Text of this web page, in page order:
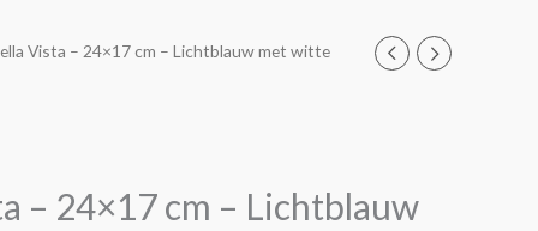
Vista – 24×17 cm – Lichtblauw met witte
– 24×17 cm – Lichtblauw